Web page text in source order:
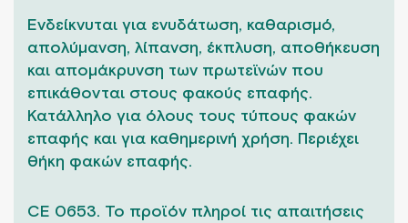
Ενδείκνυται για ενυδάτωση, καθαρισμό,
απολύμανση, λίπανση, έκπλυση, αποθήκευση
και απομάκρυνση των πρωτεϊνών που
επικάθονται στους φακούς επαφής.
Κατάλληλο για όλους τους τύπους φακών
επαφής και για καθημερινή χρήση. Περιέχει
θήκη φακών επαφής.
CE 0653. Το προϊόν πληροί τις απαιτήσεις